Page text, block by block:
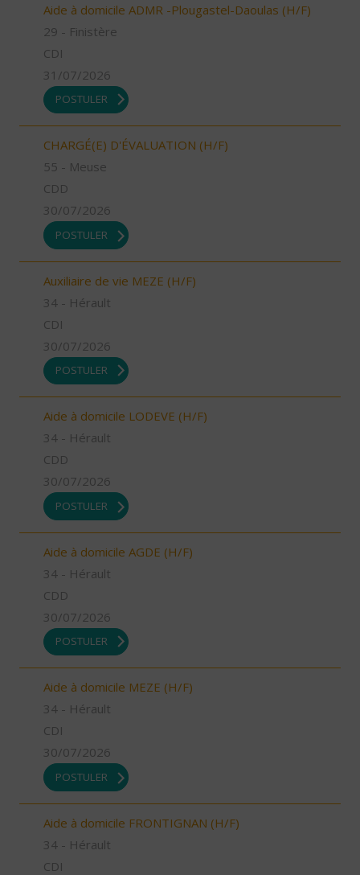
Aide à domicile ADMR -Plougastel-Daoulas (H/F)
29 - Finistère
CDI
31/07/2026
POSTULER
CHARGÉ(E) D'ÉVALUATION (H/F)
55 - Meuse
CDD
30/07/2026
POSTULER
Auxiliaire de vie MEZE (H/F)
34 - Hérault
CDI
30/07/2026
POSTULER
Aide à domicile LODEVE (H/F)
34 - Hérault
CDD
30/07/2026
POSTULER
Aide à domicile AGDE (H/F)
34 - Hérault
CDD
30/07/2026
POSTULER
Aide à domicile MEZE (H/F)
34 - Hérault
CDI
30/07/2026
POSTULER
Aide à domicile FRONTIGNAN (H/F)
34 - Hérault
CDI